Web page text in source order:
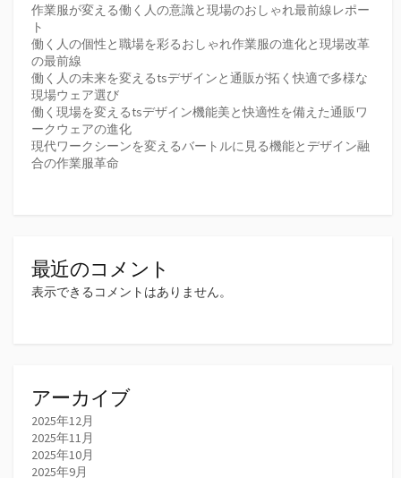
作業服が変える働く人の意識と現場のおしゃれ最前線レポー
ト
働く人の個性と職場を彩るおしゃれ作業服の進化と現場改革
の最前線
働く人の未来を変えるtsデザインと通販が拓く快適で多様な
現場ウェア選び
働く現場を変えるtsデザイン機能美と快適性を備えた通販ワ
ークウェアの進化
現代ワークシーンを変えるバートルに見る機能とデザイン融
合の作業服革命
最近のコメント
表示できるコメントはありません。
アーカイブ
2025年12月
2025年11月
2025年10月
2025年9月